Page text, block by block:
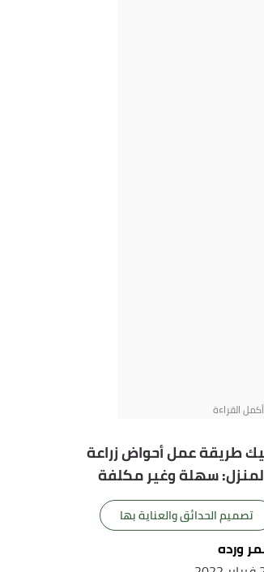
طريقة عمل أحواض زراعة
سهلة وغير مكلفة
تصميم الحدائق والعناية بها
ورده